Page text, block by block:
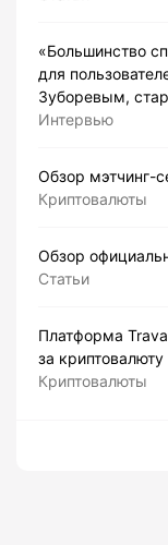
«Большинство
для
Зуборевым,
Интервью
Обзор мэтчинг-
Криптовалюты
Обзор
Статьи
Платформа
за криптовалюту
Криптовалюты